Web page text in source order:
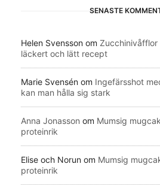
SENASTE
Helen Svensson om
läckert och lätt recept
Marie Svensén om Ingefärsshot
kan man hålla sig stark
Anna Jonasson om Mumsig
proteinrik
Elise och Norun om Mumsig
proteinrik